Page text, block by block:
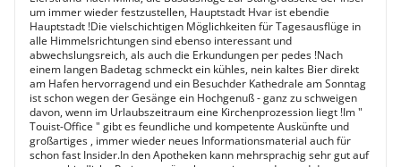
um immer wieder festzustellen, Hauptstadt Hvar ist ebendie
Hauptstadt !Die vielschichtigen Möglichkeiten für Tagesausflüge in
alle Himmelsrichtungen sind ebenso interessant und
abwechslungsreich, als auch die Erkundungen per pedes !Nach
einem langen Badetag schmeckt ein kühles, nein kaltes Bier direkt
am Hafen hervorragend und ein Besuchder Kathedrale am Sonntag
ist schon wegen der Gesänge ein Hochgenuß - ganz zu schweigen
davon, wenn im Urlaubszeitraum eine Kirchenprozession liegt !Im "
Touist-Office " gibt es feundliche und kompetente Auskünfte und
großartiges , immer wieder neues Informationsmaterial auch für
schon fast Insider.In den Apotheken kann mehrsprachig sehr gut auf